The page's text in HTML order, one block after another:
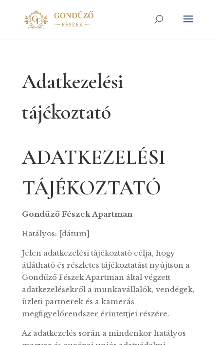
Adatkezelési
tájékoztató
ADATKEZELÉSI
TÁJÉKOZTATÓ
Gondűző Fészek Apartman
Hatályos: [dátum]
Jelen adatkezelési tájékoztató célja, hogy
átlátható és részletes tájékoztatást nyújtson a
Gondűző Fészek Apartman által végzett
adatkezelésekről a munkavállalók, vendégek,
üzleti partnerek és a kamerás
megfigyelőrendszer érintettjei részére.
Az adatkezelés során a mindenkor hatályos